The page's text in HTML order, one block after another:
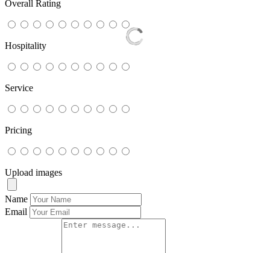
Overall Rating
Hospitality
Service
Pricing
Upload images
Name
Email